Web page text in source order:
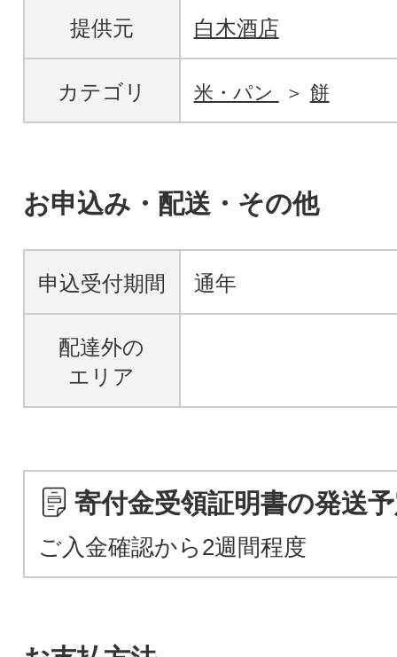
提供元 白木酒店
カテゴリ 米・パン 餅
お申込み・配送・その他
申込受付期間 通年
配達外の
エリア
寄付金受領証明書の発送
ご入金確認から2週間程度